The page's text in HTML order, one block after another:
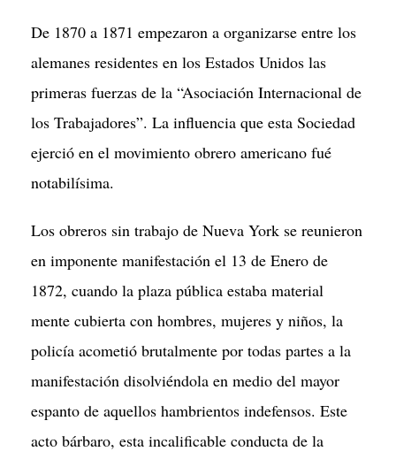
De 1870 a 1871 empezaron a organizarse entre los
alemanes residentes en los Estados Unidos las
primeras fuerzas de la “Asociación Internacional de
los Trabajadores”. La influencia que esta Sociedad
ejerció en el movimiento obrero americano fué
notabilísima.
Los obreros sin trabajo de Nueva York se reunieron
en imponente manifestación el 13 de Enero de
1872, cuando la plaza pública estaba material
mente cubierta con hombres, mujeres y niños, la
policía acometió brutalmente por todas partes a la
manifestación disolviéndola en medio del mayor
espanto de aquellos hambrientos indefensos. Este
acto bárbaro, esta incalificable conducta de la